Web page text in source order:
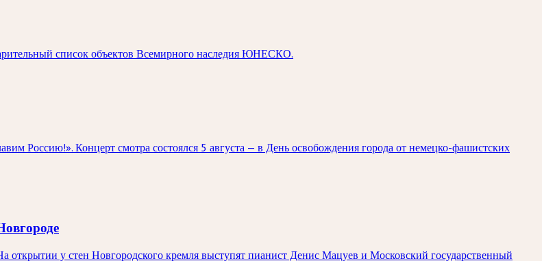
список объектов Всемирного наследия ЮНЕСКО.
Россию!». Концерт смотра состоялся 5 августа — в День освобождения города от немецко-фашистских
открытии у стен Новгородского кремля выступят пианист Денис Мацуев и Московский государственный